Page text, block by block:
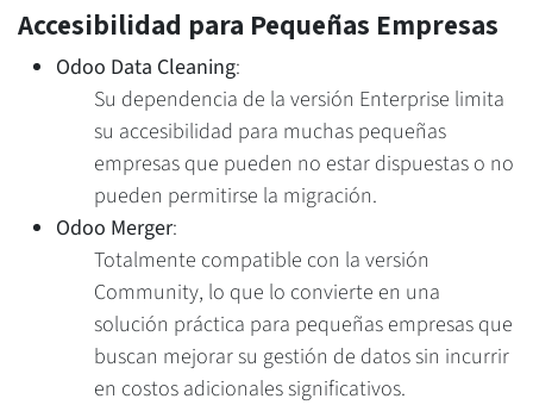
Accesibilidad para Pequeñas Empresas
Odoo Data Cleaning:
Su dependencia de la versión Enterprise limita
su accesibilidad para muchas pequeñas
empresas que pueden no estar dispuestas o no
pueden permitirse la migración.
Odoo Merger:
Totalmente compatible con la versión
Community, lo que lo convierte en una
solución práctica para pequeñas empresas que
buscan mejorar su gestión de datos sin incurrir
en costos adicionales significativos.